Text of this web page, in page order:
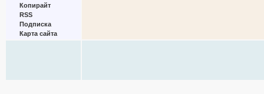
Копирайт
RSS
Подписка
Карта сайта